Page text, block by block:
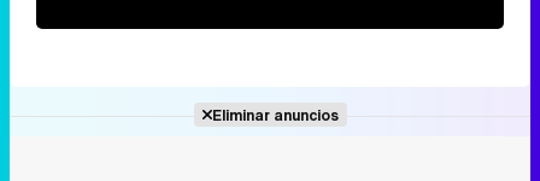
Eliminar anuncios